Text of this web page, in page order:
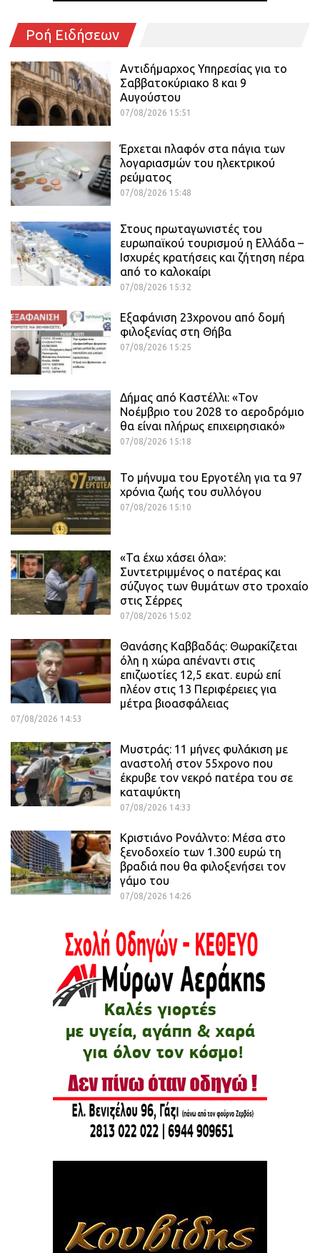
Ροή Ειδήσεων
Αντιδήμαρχος Υπηρεσίας για το
Σαββατοκύριακο 8 και 9
Αυγούστου
07/08/2026 15:51
Έρχεται πλαφόν στα πάγια των
λογαριασμών του ηλεκτρικού
ρεύματος
07/08/2026 15:48
Στους πρωταγωνιστές του
ευρωπαϊκού τουρισμού η Ελλάδα –
Ισχυρές κρατήσεις και ζήτηση πέρα
από το καλοκαίρι
07/08/2026 15:32
Εξαφάνιση 23χρονου από δομή
φιλοξενίας στη Θήβα
07/08/2026 15:25
Δήμας από Καστέλλι: «Τον
Νοέμβριο του 2028 το αεροδρόμιο
θα είναι πλήρως επιχειρησιακό»
07/08/2026 15:18
Το μήνυμα του Εργοτέλη για τα 97
χρόνια ζωής του συλλόγου
07/08/2026 15:10
«Τα έχω χάσει όλα»:
Συντετριμμένος ο πατέρας και
σύζυγος των θυμάτων στο τροχαίο
στις Σέρρες
07/08/2026 15:02
Θανάσης Καββαδάς: Θωρακίζεται
όλη η χώρα απέναντι στις
επιζωοτίες 12,5 εκατ. ευρώ επί
πλέον στις 13 Περιφέρειες για
μέτρα βιοασφάλειας
07/08/2026 14:53
Μυστράς: 11 μήνες φυλάκιση με
αναστολή στον 55χρονο που
έκρυβε τον νεκρό πατέρα του σε
καταψύκτη
07/08/2026 14:33
Κριστιάνο Ρονάλντο: Μέσα στο
ξενοδοχείο των 1.300 ευρώ τη
βραδιά που θα φιλοξενήσει τον
γάμο του
07/08/2026 14:26